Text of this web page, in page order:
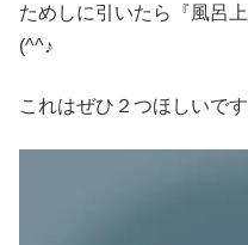
ためしに引いたら『風呂
(^^♪
これはぜひ２つほしいです